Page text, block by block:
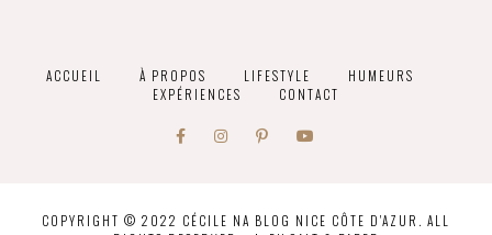
ACCUEIL À PROPOS LIFESTYLE
HUMEURS
EXPÉRIENCES
CONTACT
COPYRIGHT © 2022 CÉCILE NA BLOG NICE CÔTE D'AZUR. ALL